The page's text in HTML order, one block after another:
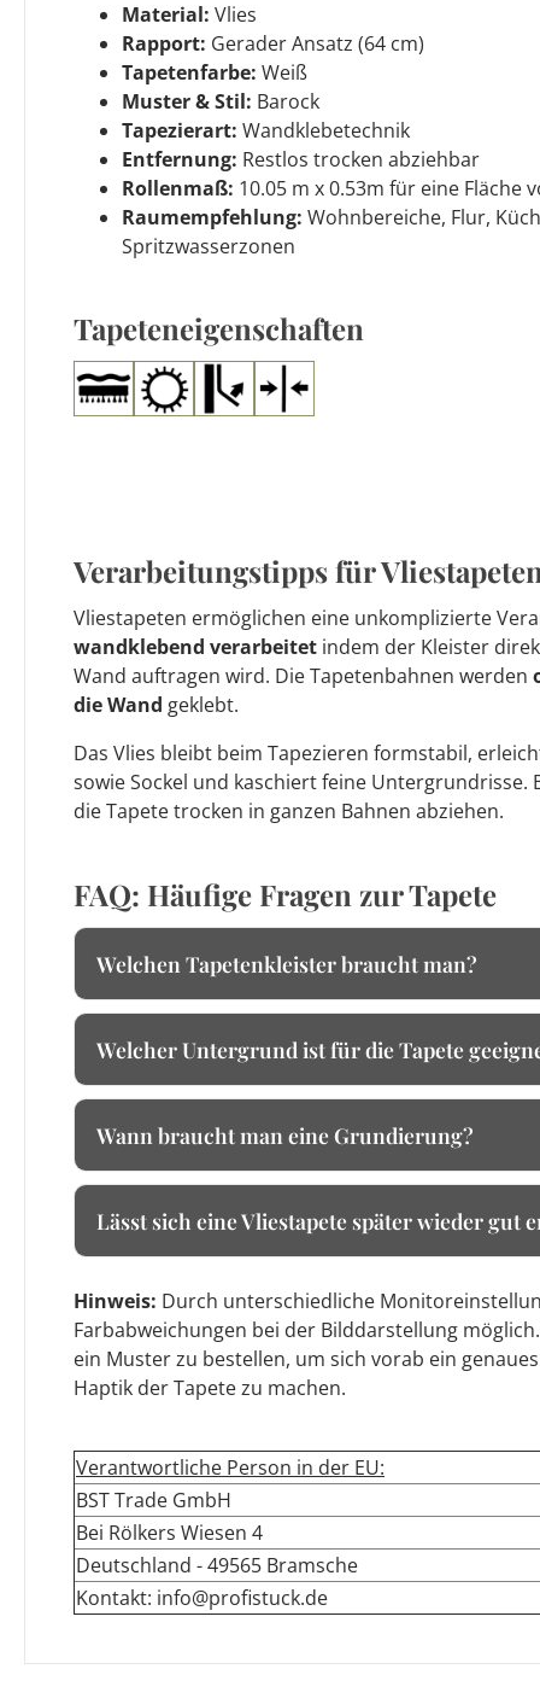
Material: Vlies
Rapport: Gerader Ansatz (64 cm)
Tapetenfarbe: Weiß
Muster & Stil: Barock
Tapezierart: Wandklebetechnik
Entfernung: Restlos trocken abziehbar
Rollenmaß: 10.05 m x 0.53m für eine Fläche
Raumempfehlung: Wohnbereiche, Flur,
Spritzwasserzonen
Tapeteneigenschaften
Verarbeitungstipps für Vliestapeten
Vliestapeten ermöglichen eine unkomplizierte
wandklebend verarbeitet indem der Kleister
Wand auftragen wird. Die Tapetenbahnen werden
die Wand geklebt.
Das Vlies bleibt beim Tapezieren formstabil,
sowie Sockel und kaschiert feine Untergrundrisse.
die Tapete trocken in ganzen Bahnen abziehen.
FAQ: Häufige Fragen zur Tapete
Welchen Tapetenkleister braucht man?
Welcher Untergrund ist für die Tapete
Wann braucht man eine Grundierung?
Lässt sich eine Vliestapete später wieder gut
Hinweis: Durch unterschiedliche
Farbabweichungen bei der Bilddarstellung
ein Muster zu bestellen, um sich vorab ein
Haptik der Tapete zu machen.
Verantwortliche Person in der EU:
BST Trade GmbH
Bei Rölkers Wiesen 4
Deutschland - 49565 Bramsche
Kontakt: info@profistuck.de